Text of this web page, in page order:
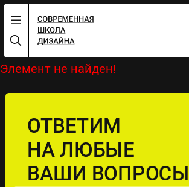
Элемент не найден!
ОТВЕТИМ
НА ЛЮБЫЕ
ВАШИ ВОПРОСЫ